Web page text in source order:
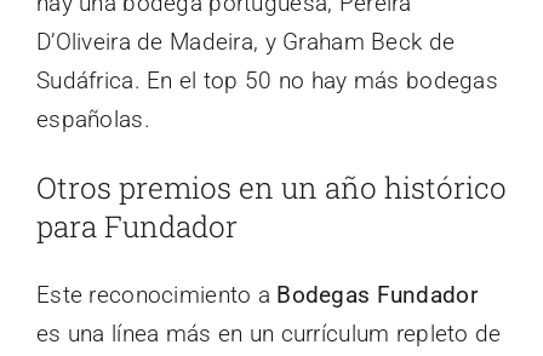
D’Oliveira de Madeira, y Graham Beck de
Sudáfrica. En el top 50 no hay más bodegas
españolas.
Otros premios en un año histórico
para Fundador
Este reconocimiento a Bodegas Fundador
es una línea más en un currículum repleto de